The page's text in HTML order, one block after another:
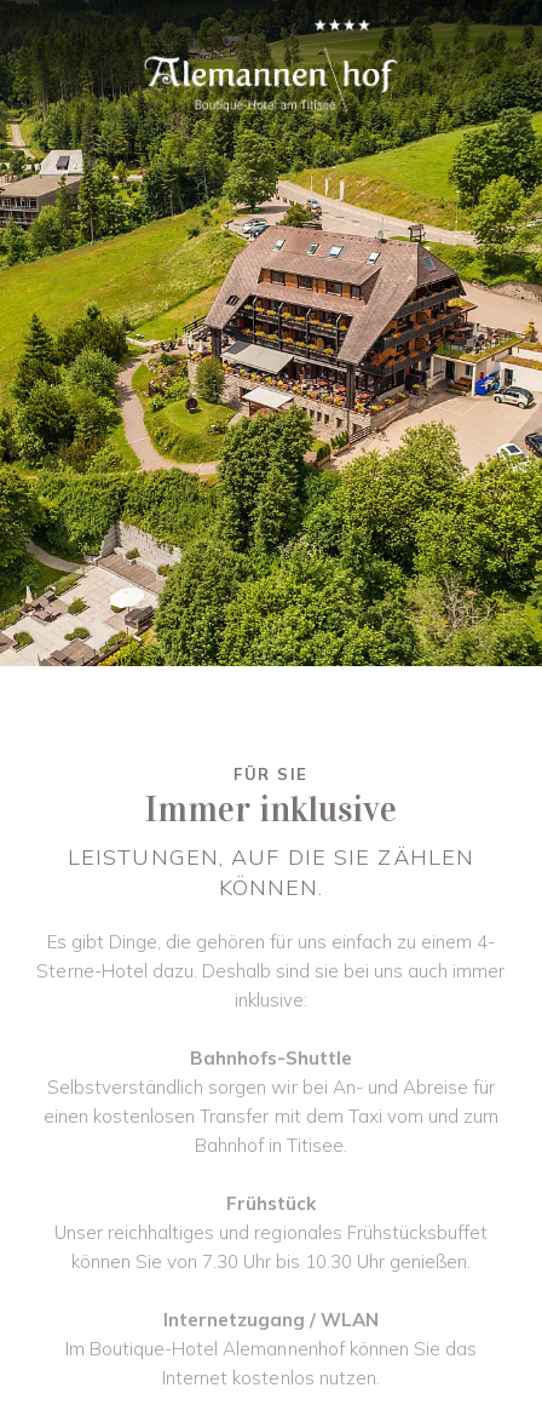
FÜR SIE
Immer inklusive
LEISTUNGEN, AUF DIE SIE ZÄHLEN
KÖNNEN.
Es gibt Dinge, die gehören für uns einfach zu einem 4-
Sterne-Hotel dazu. Deshalb sind sie bei uns auch immer
inklusive:
Bahnhofs-Shuttle
Selbstverständlich sorgen wir bei An- und Abreise für
einen kostenlosen Transfer mit dem Taxi vom und zum
Bahnhof in Titisee.
Frühstück
Unser reichhaltiges und regionales Frühstücksbuffet
können Sie von 7.30 Uhr bis 10.30 Uhr genießen.
Internetzugang / WLAN
Im Boutique-Hotel Alemannenhof können Sie das
Internet kostenlos nutzen.